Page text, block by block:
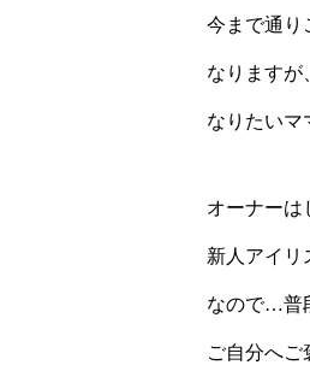
今まで通り
なりますが
なりたい
オーナーは
新人アイリ
なので…普
ご自分へご